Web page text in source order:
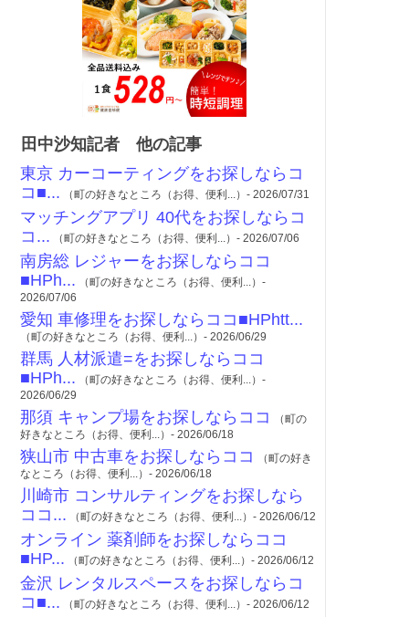
田中沙知記者 他の記事
東京 カーコーティングをお探しならコ
コ■... （町の好きなところ（お得、便利...）- 2026/07/31
マッチングアプリ 40代をお探しならコ
コ... （町の好きなところ（お得、便利...）- 2026/07/06
南房総 レジャーをお探しならココ
■HPh... （町の好きなところ（お得、便利...）-
2026/07/06
愛知 車修理をお探しならココ■HPhtt...
（町の好きなところ（お得、便利...）- 2026/06/29
群馬 人材派遣=をお探しならココ
■HPh... （町の好きなところ（お得、便利...）-
2026/06/29
那須 キャンプ場をお探しならココ
（町の
好きなところ（お得、便利...）- 2026/06/18
狭山市 中古車をお探しならココ
（町の好き
なところ（お得、便利...）- 2026/06/18
川崎市 コンサルティングをお探しなら
ココ... （町の好きなところ（お得、便利...）- 2026/06/12
オンライン 薬剤師をお探しならココ
■HP... （町の好きなところ（お得、便利...）- 2026/06/12
金沢 レンタルスペースをお探しならコ
コ■... （町の好きなところ（お得、便利...）- 2026/06/12